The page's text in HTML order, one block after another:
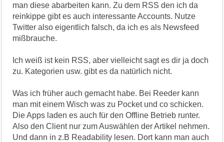
man diese abarbeiten kann. Zu dem RSS den ich da
reinkippe gibt es auch interessante Accounts. Nutze
Twitter also eigentlich falsch, da ich es als Newsfeed
mißbrauche.
Ich weiß ist kein RSS, aber vielleicht sagt es dir ja doch
zu. Kategorien usw. gibt es da natürlich nicht.
Was ich früher auch gemacht habe. Bei Reeder kann
man mit einem Wisch was zu Pocket und co schicken.
Die Apps laden es auch für den Offline Betrieb runter.
Also den Client nur zum Auswählen der Artikel nehmen.
Und dann in z.B Readability lesen. Dort kann man auch